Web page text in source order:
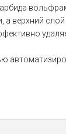
верхний